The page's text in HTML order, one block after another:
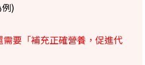
)
要「補充正確營養，促進代